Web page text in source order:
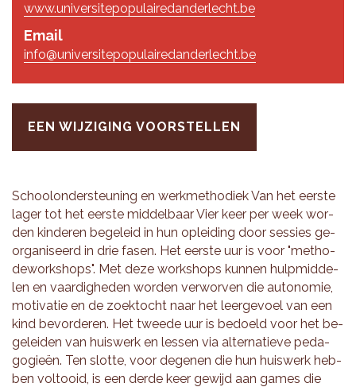
www.universitepopulairedanderlecht.be
Email
info@universitepopulairedanderlecht.be
EEN WIJZIGING VOORSTELLEN
School­on­der­steu­ning en werk­me­tho­diek Van het eer­ste
lager tot het eer­ste mid­del­baar Vier keer per week wor­
den kin­de­ren be­ge­leid in hun op­lei­ding door ses­sies ge­
or­ga­ni­seerd in drie fasen. Het eer­ste uur is voor "me­tho­
de­work­shops". Met deze work­shops kun­nen hulp­mid­de­
len en vaar­dig­he­den wor­den ver­wor­ven die au­to­no­mie,
mo­ti­va­tie en de zoek­tocht naar het leer­ge­voel van een
kind be­vor­de­ren. Het twee­de uur is be­doeld voor het be­
ge­lei­den van huis­werk en les­sen via al­ter­na­tie­ve pe­da­
go­gieën. Ten slot­te, voor de­ge­nen die hun huis­werk heb­
ben vol­tooid, is een derde keer ge­wijd aan games die